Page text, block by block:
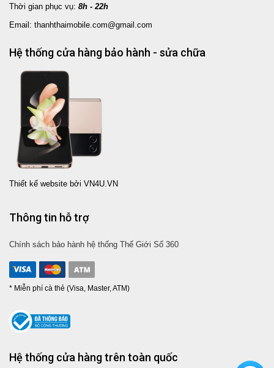
Thời gian phục vụ: 8h - 22h
Email: thanhthaimobile.com@gmail.com
Hệ thống cửa hàng bảo hành - sửa chữa
Thiết kế website bởi VN4U.VN
Thông tin hỗ trợ
Chính sách bảo hành hệ thống Thế Giới Số 360
* Miễn phí cà thẻ (Visa, Master, ATM)
Hệ thống cửa hàng trên toàn quốc